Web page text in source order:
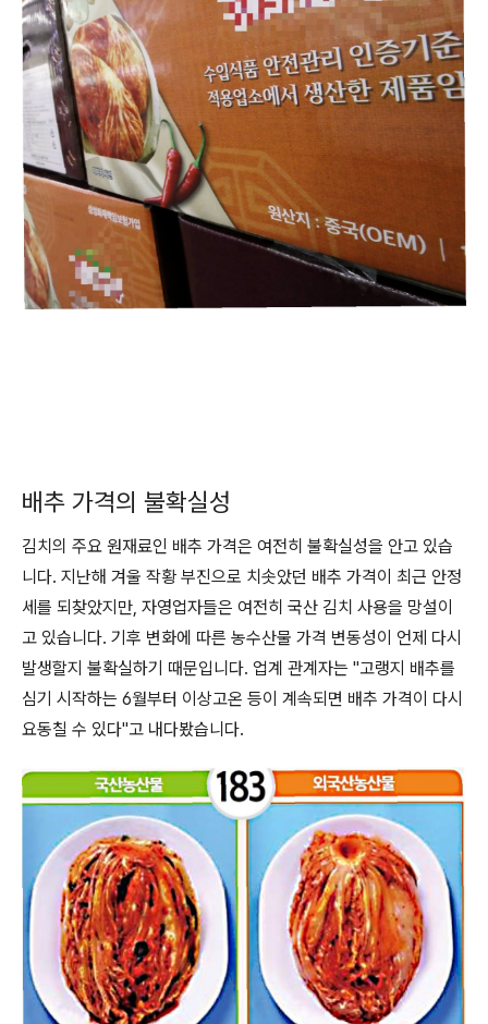
배추 가격의 불확실성
김치의 주요 원재료인 배추 가격은 여전히 불확실성을 안고 있습
니다. 지난해 겨울 작황 부진으로 치솟았던 배추 가격이 최근 안정
세를 되찾았지만, 자영업자들은 여전히 국산 김치 사용을 망설이
고 있습니다. 기후 변화에 따른 농수산물 가격 변동성이 언제 다시
발생할지 불확실하기 때문입니다. 업계 관계자는 "고랭지 배추를
심기 시작하는 6월부터 이상고온 등이 계속되면 배추 가격이 다시
요동칠 수 있다"고 내다봤습니다.